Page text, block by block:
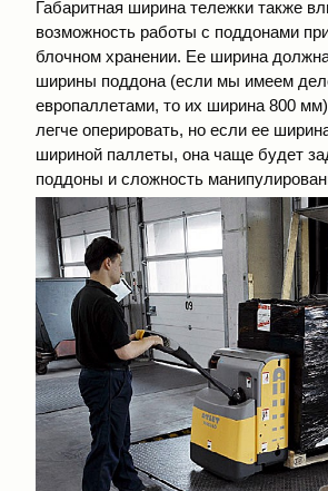
Габаритная ширина тележки также
возможность работы с поддонами
блочном хранении. Ее ширина
ширины поддона (если мы имеем
европаллетами, то их ширина 800
легче оперировать, но если ее
шириной паллеты, она чаще будет
поддоны и сложность